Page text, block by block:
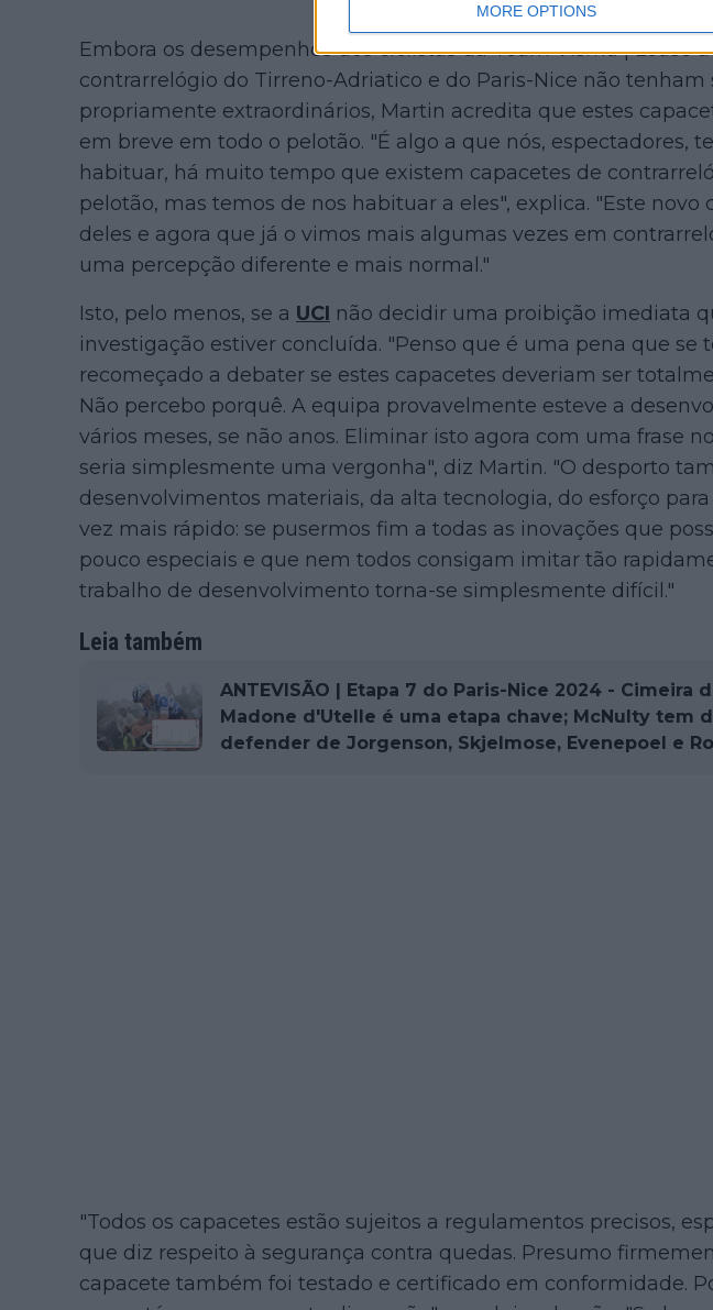
MORE OPTIONS
Embora os desempenhos dos ciclistas da Team Visma | Lease
contrarrelógio do Tirreno-Adriatico e do Paris-Nice não tenham
propriamente extraordinários, Martin acredita que estes
em breve em todo o pelotão. "É algo a que nós, espectadores,
habituar, há muito tempo que existem capacetes de
pelotão, mas temos de nos habituar a eles", explica. "Este novo
deles e agora que já o vimos mais algumas vezes em
uma percepção diferente e mais normal."
Isto, pelo menos, se a UCI não decidir uma proibição imediata
investigação estiver concluída. "Penso que é uma pena que se
recomeçado a debater se estes capacetes deveriam ser
Não percebo porquê. A equipa provavelmente esteve a
vários meses, se não anos. Eliminar isto agora com uma frase
seria simplesmente uma vergonha", diz Martin. "O desporto
desenvolvimentos materiais, da alta tecnologia, do esforço
vez mais rápido: se pusermos fim a todas as inovações que
pouco especiais e que nem todos consigam imitar tão
trabalho de desenvolvimento torna-se simplesmente difícil."
Leia também
ANTEVISÃO | Etapa 7 do Paris-Nice 2024 - Cimeira
Madone d'Utelle é uma etapa chave; McNulty tem
defender de Jorgenson, Skjelmose, Evenepoel e
"Todos os capacetes estão sujeitos a regulamentos precisos,
que diz respeito à segurança contra quedas. Presumo
capacete também foi testado e certificado em conformidade.